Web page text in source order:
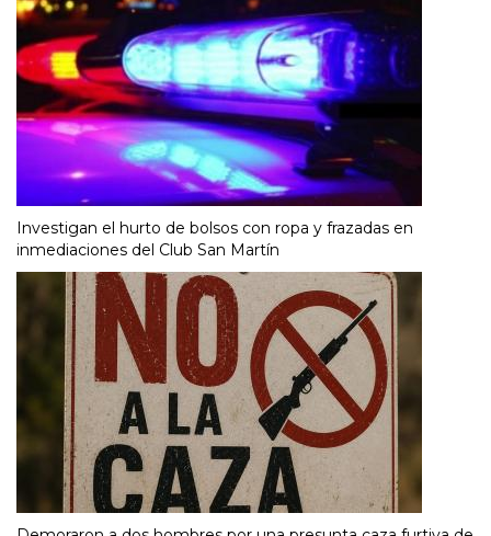
Investigan el hurto de bolsos con ropa y frazadas en
inmediaciones del Club San Martín